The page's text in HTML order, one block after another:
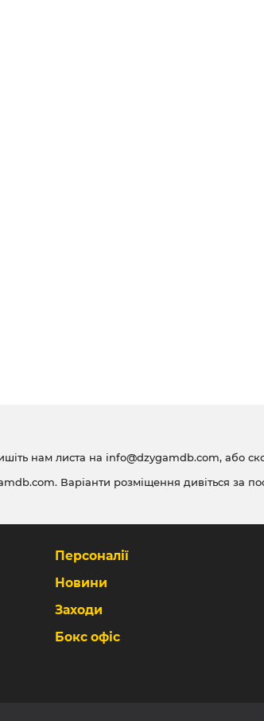
нам листа на info@dzygamdb.com, або
. Варіанти розміщення дивіться за
Персоналії
Новини
Заходи
Бокс офіс